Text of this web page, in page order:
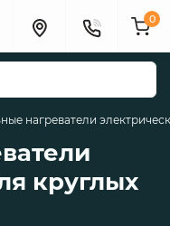
0
нагреватели
круглых